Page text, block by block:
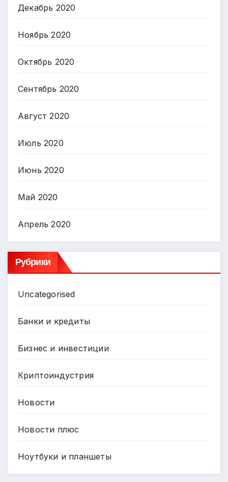
Декабрь 2020
Ноябрь 2020
Октябрь 2020
Сентябрь 2020
Август 2020
Июль 2020
Июнь 2020
Май 2020
Апрель 2020
Рубрики
Uncategorised
Банки и кредиты
Бизнес и инвестиции
Криптоиндустрия
Новости
Новости плюс
Ноутбуки и планшеты